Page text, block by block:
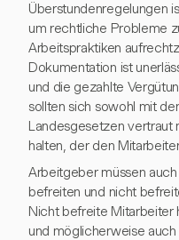
Überstundenregelungen
um rechtliche Probleme
Arbeitspraktiken
Dokumentation ist
und die gezahlte
sollten sich sowohl mit
Landesgesetzen vertraut
halten, der den
Arbeitgeber müssen
befreiten und nicht
Nicht befreite Mitarbeiter
und möglicherweise